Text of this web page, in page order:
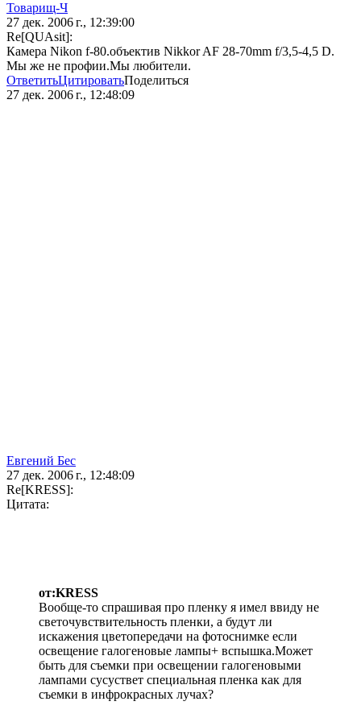
Товарищ-Ч
27 дек. 2006 г., 12:39:00
Re[QUAsit]:
Камера Nikon f-80.объектив Nikkor AF 28-70mm f/3,5-4,5 D.
Мы же не профии.Мы любители.
ОтветитьЦитироватьПоделиться
27 дек. 2006 г., 12:48:09
Евгений Бес
27 дек. 2006 г., 12:48:09
Re[KRESS]:
Цитата:
от:KRESS
Вообще-то спрашивая про пленку я имел ввиду не
светочувствительность пленки, а будут ли
искажения цветопередачи на фотоснимке если
освещение галогеновые лампы+ вспышка.Может
быть для съемки при освещении галогеновыми
лампами сусуствет специальная пленка как для
съемки в инфрокрасных лучах?